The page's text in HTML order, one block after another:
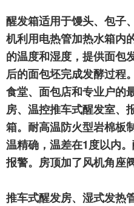
醒发箱适用于馒头、包子
机利用电热管加热水箱内
的温度和湿度，提供面包
后的面包坯完成发酵过程
食堂、面包店和专业户的
房、温控推车式醒发室、
箱。耐高温防火型岩棉板
温精确，温差在1度以内
报警。房顶加了风机角座
推车式醒发房、湿式发热